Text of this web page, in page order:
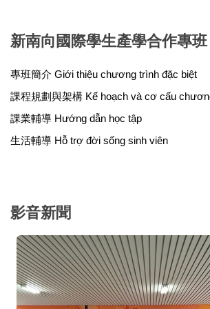
新南向國際學生產學合作專班
專班簡介 Giới thiệu chương trình đặc biệt
課程規劃與架構 Kế hoạch và cơ cấu
課業輔導 Hướng dẫn học tập
生活輔導 Hỗ trợ đời sống sinh viên
影音新聞